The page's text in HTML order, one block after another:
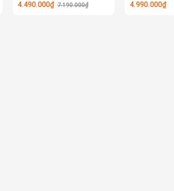
4.490.000₫7.190.000₫ 4.990.000₫